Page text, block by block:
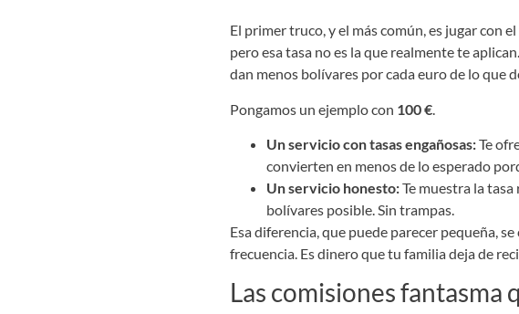
El primer truco, y el más común, es jugar con
pero esa tasa no es la que realmente te
dan menos bolívares por cada euro de lo que
Pongamos un ejemplo con 100 €
Un servicio con tasas engañosas:Te
convierten en menos de lo esperado
Un servicio honesto:Te muestra la
bolívares posible. Sin trampas.
Esa diferencia, que puede parecer pequeña,
frecuencia. Es dinero que tu familia deja de
Las comisiones fantasma